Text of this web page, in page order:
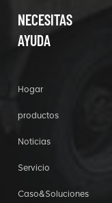
NECESITAS
AYUDA
Hogar
productos
Noticias
Servicio
Caso&Soluciones